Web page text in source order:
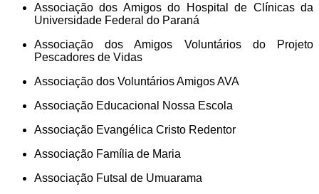
Associação dos Amigos do Hospital de Clínicas da
Universidade Federal do Paraná
Associação dos Amigos Voluntários do Projeto
Pescadores de Vidas
Associação dos Voluntários Amigos AVA
Associação Educacional Nossa Escola
Associação Evangélica Cristo Redentor
Associação Família de Maria
Associação Futsal de Umuarama